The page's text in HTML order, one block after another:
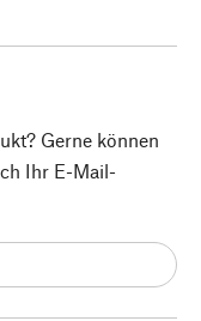
Gerne können
Ihr E-Mail-